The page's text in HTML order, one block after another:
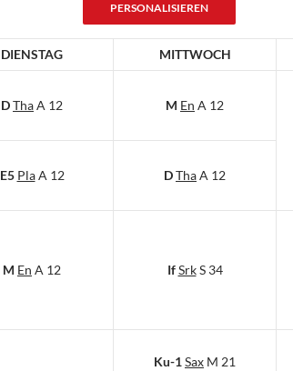
PERSONALISIEREN
DIENSTAG MITTWOCH
DThaA 12 M En A 12
E5 PlaA 12 DThaA 12
M En A 12 If SrkS 34
Ku-1Sax M 21